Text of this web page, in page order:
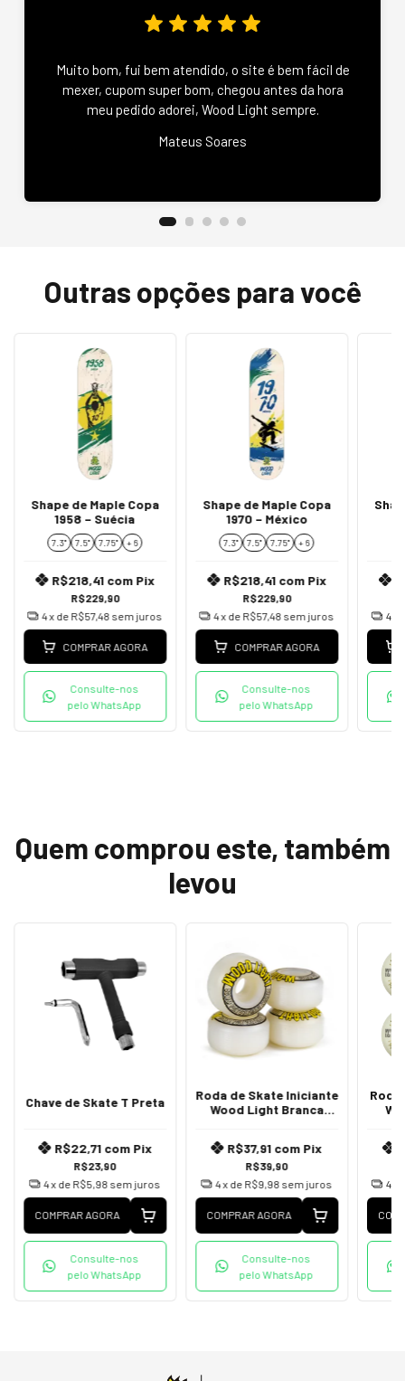
Muito bom, fui bem atendido, o site é bem fácil de
mexer, cupom super bom, chegou antes da hora
meu pedido adorei, Wood Light sempre.
Mateus Soares
Outras opções para você
Shape de Maple Copa
1958 – Suécia
7.3" 7.5" 7.75'' + 6
R$229,90
R$218,41 com Pix
4x de R$57,48 sem juros
COMPRAR AGORA
Consulte-nos
pelo WhatsApp
Shape de Maple Copa
1970 – México
7.3" 7.5" 7.75'' + 6
R$229,90
R$218,41 com Pix
4x de R$57,48 sem juros
COMPRAR AGORA
Consulte-nos
pelo WhatsApp
4
Quem comprou este, também
levou
Chave de Skate T Preta
R$23,90
R$22,71 com Pix
4x de R$5,98 sem juros
COMPRAR AGORA
Consulte-nos
pelo WhatsApp
Roda de Skate Iniciante
Wood Light Branca
R$39,90
R$37,91 com Pix
4x de R$9,98 sem juros
COMPRAR AGORA
Consulte-nos
pelo WhatsApp
4